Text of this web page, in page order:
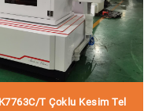
T Çoklu Kesim Tel